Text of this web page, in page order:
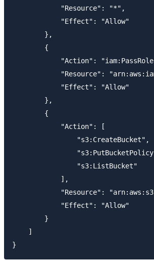
            "Resource": "*",
            "Effect": "Allow"
        },
        {
"Action":
"Resource":
            "Effect": "Allow"
        },
        {
            "Action": [
                "s3:CreateBucket",
                "s3:ListBucket"
            ],
"Resource":
            "Effect": "Allow"
        }
    ]